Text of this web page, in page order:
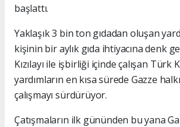
başlattı.
Yaklaşık 3 bin ton gıdadan oluşan
kişinin bir aylık gıda ihtiyacına denk
Kızılayı ile işbirliği içinde çalışan Türk
yardımların en kısa sürede Gazze
çalışmayı sürdürüyor.
Çatışmaların ilk gününden bu yana